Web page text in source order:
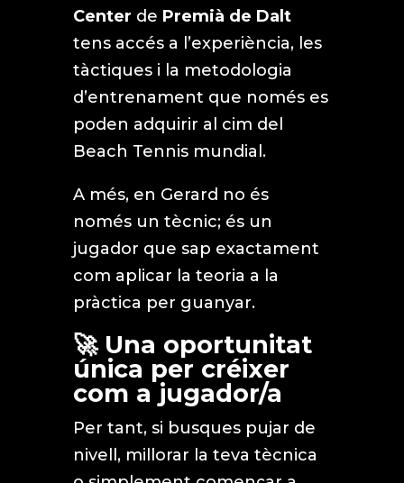
Center de Premià de Dalt
tens accés a l’experiència, les
tàctiques i la metodologia
d’entrenament que només es
poden adquirir al cim del
Beach Tennis mundial.
A més, en Gerard no és
només un tècnic; és un
jugador que sap exactament
com aplicar la teoria a la
pràctica per guanyar.
🚀 Una oportunitat
única per créixer
com a jugador/a
Per tant, si busques pujar de
nivell, millorar la teva tècnica